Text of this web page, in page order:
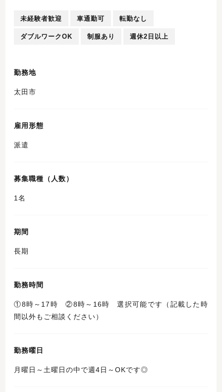
未経験者歓迎 車通勤可 転勤なし
ダブルワークOK 制服あり 週休2日以上
勤務地
太田市
雇用形態
派遣
募集職種（人数）
1名
期間
長期
勤務時間
①8時～17時 ②8時～16時 選択可能です（記載した時
間以外もご相談ください）
勤務曜日
月曜日～土曜日の中で週4日～OKです◎